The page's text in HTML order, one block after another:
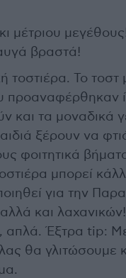
μέτριου
βραστά!
τοστιέρα. Το τοστ
προαναφέρθηκαν
και τα μοναδικά
ξέρουν να
φοιτητικά
μπορεί
για την
και
απλά. Έξτρα tip:
θα γλιτώσουμε